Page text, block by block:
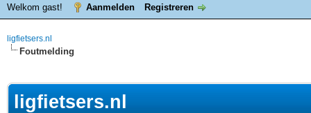
Welkom gast! Aanmelden Registreren
ligfietsers.nl
Foutmelding
ligfietsers.nl